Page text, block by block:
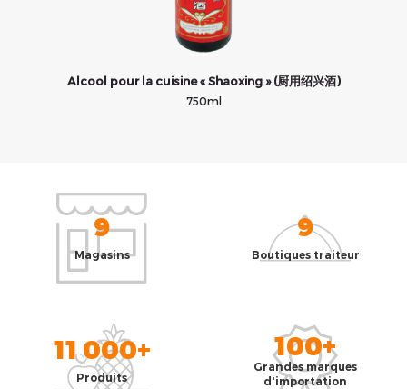
Alcool pour la cuisine « Shaoxing » (厨用绍兴酒)
750ml
9
Magasins
9
Boutiques traiteur
11 000+
Produits
100+
Grandes marques
d'importation